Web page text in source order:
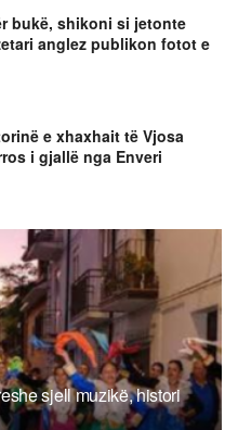
bukë, shikoni si jetonte
anglez publikon fotot e
e xhaxhait të Vjosa
i gjallë nga Enveri
sjell muzikë, histori